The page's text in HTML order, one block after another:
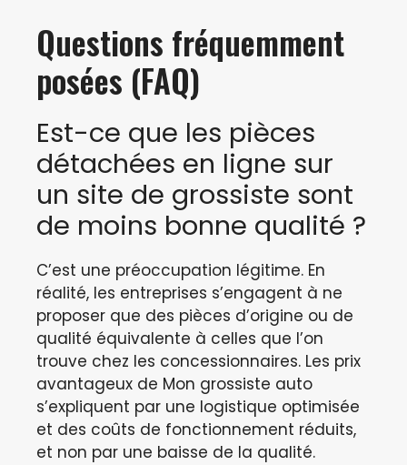
Questions fréquemment
posées (FAQ)
Est-ce que les pièces
détachées en ligne sur
un site de grossiste sont
de moins bonne qualité ?
C’est une préoccupation légitime. En
réalité, les entreprises s’engagent à ne
proposer que des pièces d’origine ou de
qualité équivalente à celles que l’on
trouve chez les concessionnaires. Les prix
avantageux de Mon grossiste auto
s’expliquent par une logistique optimisée
et des coûts de fonctionnement réduits,
et non par une baisse de la qualité.